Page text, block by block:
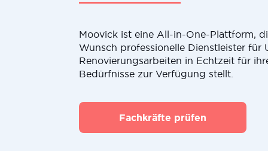
Moovick ist eine All-in-One-Plattform,
Wunsch professionelle Dienstleister für
Renovierungsarbeiten in Echtzeit für
Bedürfnisse zur Verfügung stellt.
Fachkräfte prüfen